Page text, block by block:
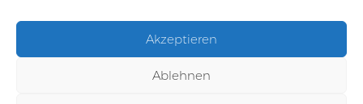
Akzeptieren
Ablehnen